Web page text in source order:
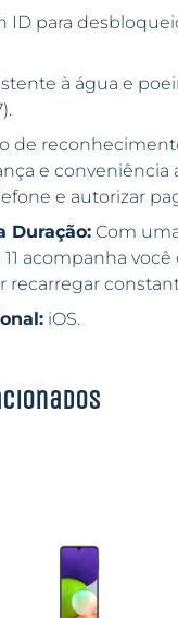
ID para
à água e
de
e conveniência
e autorizar
Duração: Com
acompanha
recarregar
iOS.